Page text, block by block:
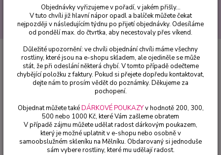
Hledat
Pelargonie
Perlenkette Orange Pelargónie - cena za kus v 3-
kusovém balení
Perlenkette Orange Pelargónie -
cena za kus v 3-kusovém balení
Objednávky vyřizujeme v pořadí, v jakém přišly...
V tuto chvíli již hlavní nápor opadl a balíček můžete čekat
nejpozději v následujícím týdnu po přijetí objednávky. Odesíláme
od pondělí max. do čtvrtka, aby necestovaly přes víkend.
Důležité upozornění: ve chvíli objednání chvíli máme všechny
rostliny, které jsou na e-shopu skladem, ale ojediněle se může
stát, že při odeslání některá chybí. V tomto případě odečteme
chybějící položku z faktury. Pokud si přejete dopředu kontaktovat,
dejte nám to prosím vědět do poznámky. Děkujeme za
pochopení.
Objednat můžete takéDÁRKOVÉ POUKAZYv hodnotě 200, 300,
500 nebo 1000 Kč, které Vám zašleme obratem
V případě zájmu můžete udělat radost dárkovým poukazem,
který je možné uplatnit v e-shopu nebo osobně v
samoobslužném skleníku na Mělníku. Obdarovaný si jednoduše
sám vybere rostliny, které mu udělají radost.